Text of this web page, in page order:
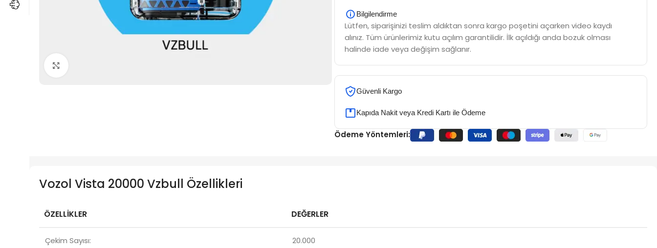
Bilgilendirme
Lütfen, siparişinizi teslim aldıktan sonra kargo poşetini açarken video kaydı
alınız. Tüm ürünlerimiz kutu açılım garantilidir. İlk açıldığı anda bozuk olması
halinde iade veya değişim sağlanır.
Güvenli Kargo
Kapıda Nakit veya Kredi Kartı ile Ödeme
Ödeme Yöntemleri:
Vozol Vista 20000 Vzbull Özellikleri
ÖZELLİKLER DEĞERLER
Çekim Sayısı: 20.000